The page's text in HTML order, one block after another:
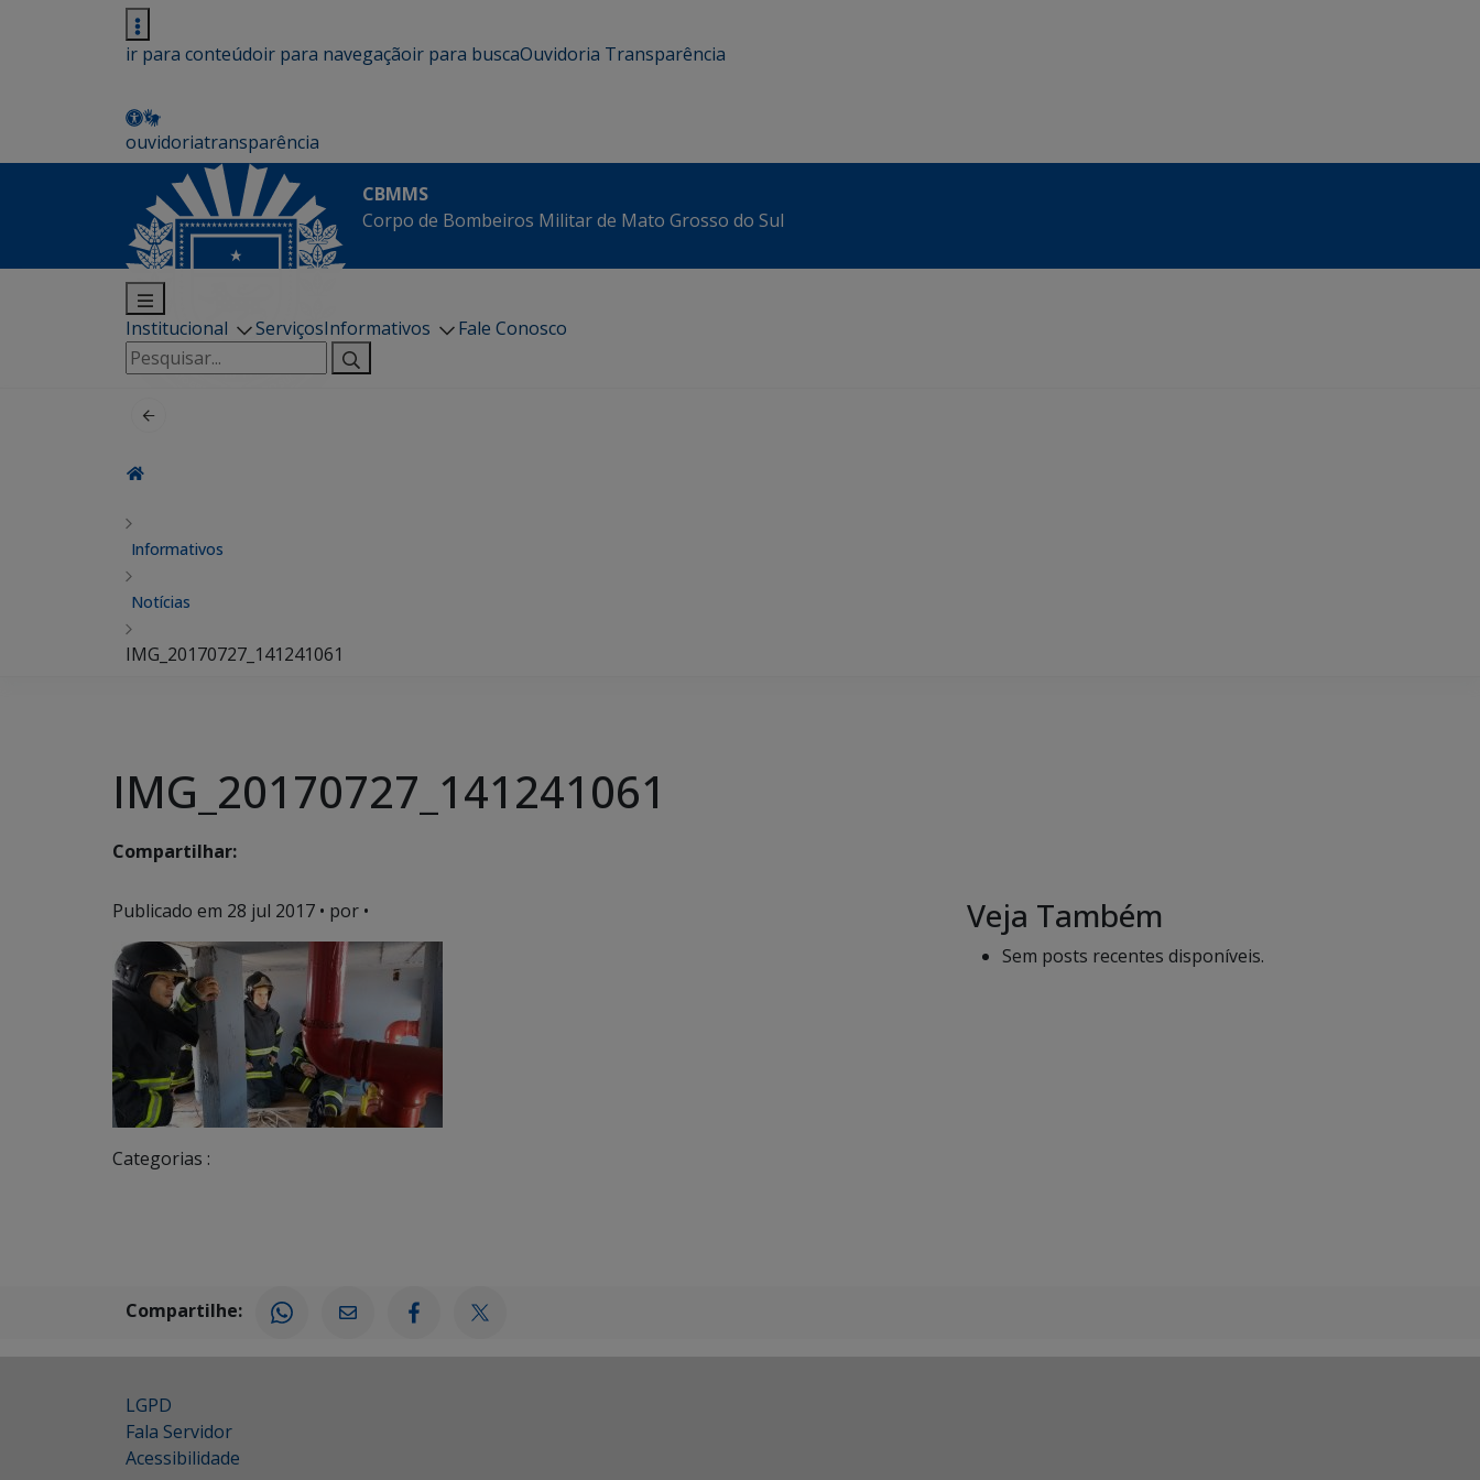
ir para conteúdoir para navegaçãoir para buscaOuvidoria Transparência
ouvidoriatransparência
CBMMS
Corpo de Bombeiros Militar de Mato Grosso do Sul
Institucional ServiçosInformativos
Fale Conosco
Pesquisar
por:
Informativos
Notícias
IMG_20170727_141241061
IMG_20170727_141241061
Compartilhar:
Publicado em 28 jul 2017 • por •
Categorias :
Veja Também
Sem posts recentes disponíveis.
Compartilhe:
LGPD
Fala Servidor
Acessibilidade